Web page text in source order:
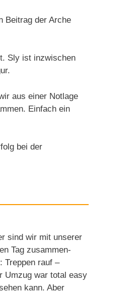
Beitrag der Arche
Sly ist inzwischen
aus einer Notlage
Einfach ein
bei der
sind wir mit unserer
Tag zusammen-
Treppen rauf –
Umzug war total easy
kann. Aber